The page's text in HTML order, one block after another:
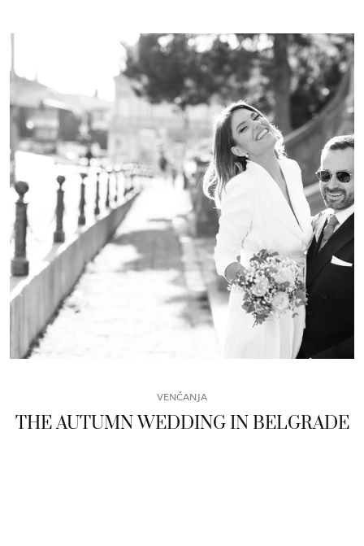
VENČANJA
THE AUTUMN WEDDING IN BELGRADE